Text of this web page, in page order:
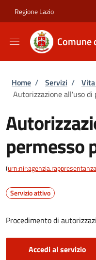
Regione Lazio
Comune
Briciole di
Home / Servizi /
Autorizzazione all'uso
permesso
(
Servizio attivo
Procedimento di
Accedi al servizio